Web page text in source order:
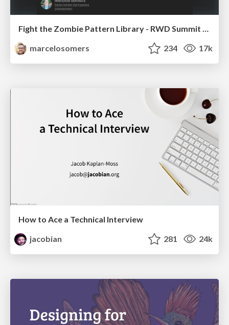
Fight the Zombie Pattern Library - RWD Summit 2016
marcelosomers
234 17k
How to Ace a Technical Interview
jacobian
281 24k